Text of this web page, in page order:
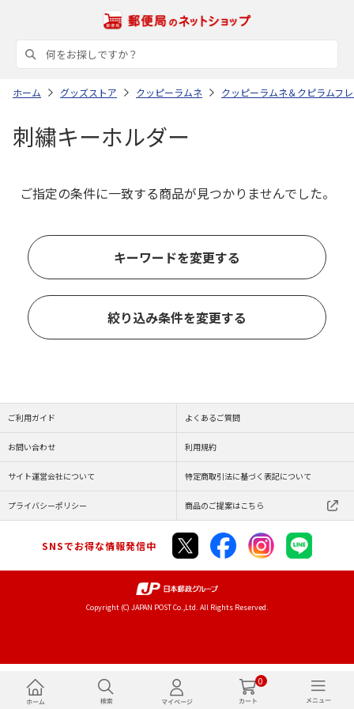
0
ホーム グッズストア クッピーラムネ クッピーラムネ＆クピラムフ
刺繍キーホルダー
ご指定の条件に一致する商品が見つかりませんでした。
キーワードを変更する
絞り込み条件を変更する
ご利用ガイド よくあるご質問
お問い合わせ 利用規約
サイト運営会社について 特定商取引法に基づく表記について
プライバシーポリシー 商品のご提案はこちら
SNSでお得な情報発信中
Copyright (C) JAPAN POST Co.,Ltd. All Rights Reserved.